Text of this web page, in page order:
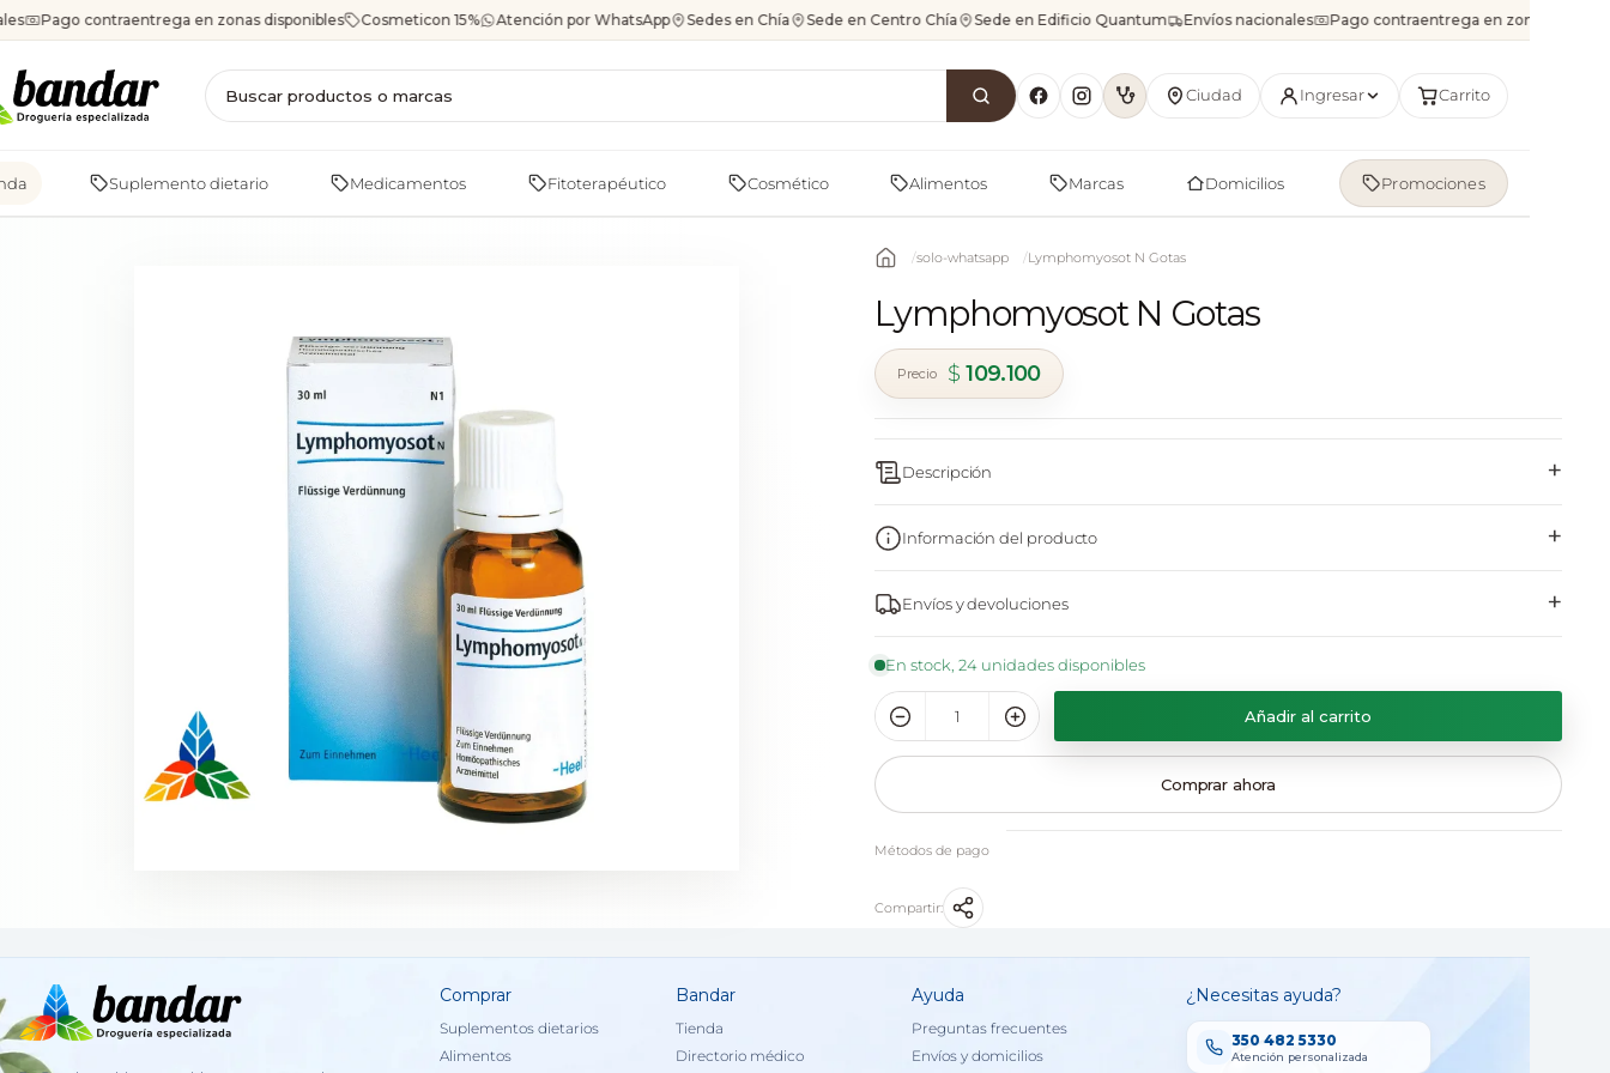
Saltar
al
Pago contraentrega en zonas disponibles Cosmeticon 15% Atención por WhatsApp Sedes en Chía Sede en Centro Chía Sede en Edificio Quantum Envíos nacionales Pago contraentrega en zonas
Ciudad Ingresar Carrito
Suplemento dietario Medicamentos Fitoterapéutico Cosmético Alimentos Marcas Domicilios Promociones
solo-whatsapp Lymphomyosot N Gotas
Lymphomyosot N Gotas
$ 109.100
Descripción +
Información del producto +
Envíos y devoluciones +
En stock, 24 unidades disponibles
Añadir al carrito
Comprar ahora
Métodos de pago
Compartir:
Comprar
Suplementos dietarios
Alimentos
Bandar
Tienda
Directorio médico
Ayuda
Preguntas frecuentes
Envíos y domicilios
¿Necesitas ayuda?
350 482 5330
Atención personalizada